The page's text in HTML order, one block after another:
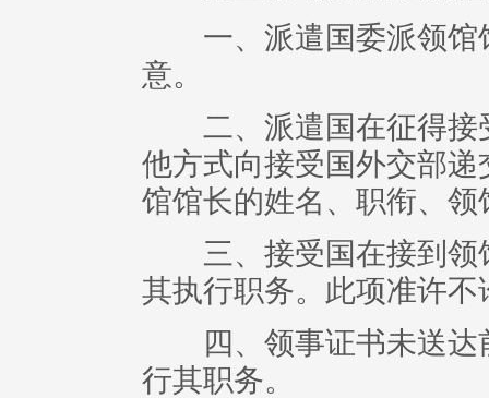
一、派遣国委派领馆
意。
二、派遣国在征得接
他方式向接受国外交部
馆馆长的姓名、职衔、
三、接受国在接到领
其执行职务。此项准许
四、领事证书未送达
行其职务。